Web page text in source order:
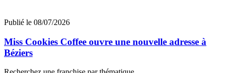
Publié le 08/07/2026
Miss Cookies Coffee ouvre une nouvelle adresse à
Béziers